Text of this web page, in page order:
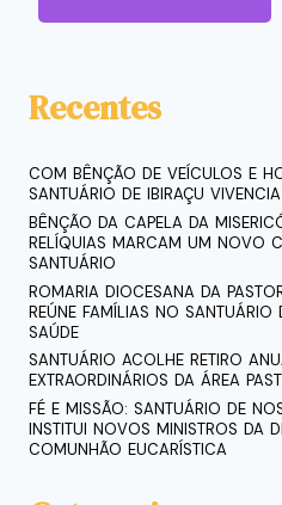
Recentes
COM BÊNÇÃO DE VEÍCULOS E
SANTUÁRIO DE IBIRAÇU
BÊNÇÃO DA CAPELA DA
RELÍQUIAS MARCAM UM NOVO
SANTUÁRIO
ROMARIA DIOCESANA DA
REÚNE FAMÍLIAS NO SANTUÁRIO
SAÚDE
SANTUÁRIO ACOLHE RETIRO
EXTRAORDINÁRIOS DA ÁREA
FÉ E MISSÃO: SANTUÁRIO DE
INSTITUI NOVOS MINISTROS DA
COMUNHÃO EUCARÍSTICA